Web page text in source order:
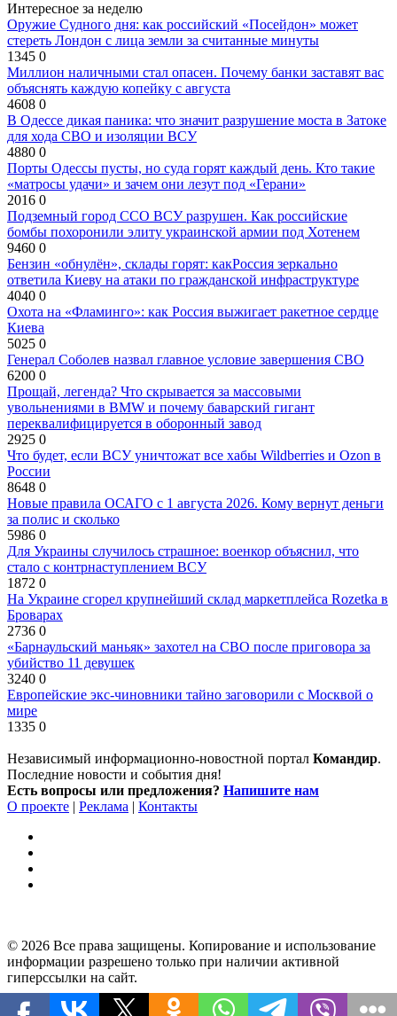
Интересное за неделю
Оружие Судного дня: как российский «Посейдон» может
стереть Лондон с лица земли за считанные минуты
1345 0
Миллион наличными стал опасен. Почему банки заставят вас
объяснять каждую копейку с августа
4608 0
В Одессе дикая паника: что значит разрушение моста в Затоке
для хода СВО и изоляции ВСУ
4880 0
Порты Одессы пусты, но суда горят каждый день. Кто такие
«матросы удачи» и зачем они лезут под «Герани»
2016 0
Подземный город ССО ВСУ разрушен. Как российские
бомбы похоронили элиту украинской армии под Хотенем
9460 0
Бензин «обнулён», склады горят: какРоссия зеркально
ответила Киеву на атаки по гражданской инфраструктуре
4040 0
Охота на «Фламинго»: как Россия выжигает ракетное сердце
Киева
5025 0
Генерал Соболев назвал главное условие завершения СВО
6200 0
Прощай, легенда? Что скрывается за массовыми
увольнениями в BMW и почему баварский гигант
переквалифицируется в оборонный завод
2925 0
Что будет, если ВСУ уничтожат все хабы Wildberries и Ozon в
России
8648 0
Новые правила ОСАГО с 1 августа 2026. Кому вернут деньги
за полис и сколько
5986 0
Для Украины случилось страшное: военкор объяснил, что
стало с контрнаступлением ВСУ
1872 0
На Украине сгорел крупнейший склад маркетплейса Rozetka в
Броварах
2736 0
«Барнаульский маньяк» захотел на СВО после приговора за
убийство 11 девушек
3240 0
Европейские экс-чиновники тайно заговорили с Москвой о
мире
1335 0
Независимый информационно-новостной портал Командир.
Последние новости и события дня!
Есть вопросы или предложения? Напишите нам
О проекте | Реклама | Контакты
© 2026 Все права защищены. Копирование и использование
информации разрешено только при наличии активной
гиперссылки на сайт.